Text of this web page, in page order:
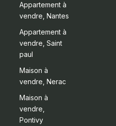
Appartement à
vendre, Nantes
Appartement à
vendre, Saint
paul
Maison à
vendre, Nerac
Maison à
vendre,
Pontivy